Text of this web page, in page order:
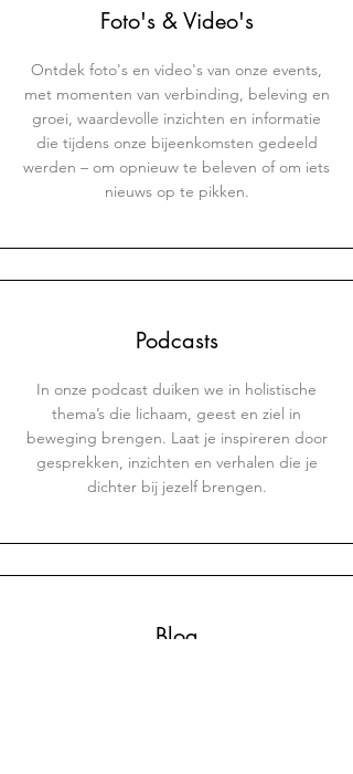
Foto's & Video's
Ontdek foto's en video's van onze events,
met momenten van verbinding, beleving en
groei, waardevolle inzichten en informatie
die tijdens onze bijeenkomsten gedeeld
werden – om opnieuw te beleven of om iets
nieuws op te pikken.
Podcasts
In onze podcast duiken we in holistische
thema’s die lichaam, geest en ziel in
beweging brengen. Laat je inspireren door
gesprekken, inzichten en verhalen die je
dichter bij jezelf brengen.
Blog